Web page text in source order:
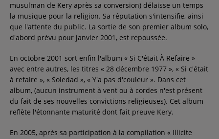
musulman de Kery après sa conversion) délaisse un temps
la musique pour la religion. Sa réputation s'intensifie, ainsi
que l'attente du public. La sortie de son premier album solo,
d'abord prévu pour janvier 2001, est repoussée.
En octobre 2001 sort enfin l'album « Si C'était À Refaire »
avec entre autres, les titres « 28 décembre 1977 », « Si c'était
à refaire », « Soledad », « Y'a pas d'couleur ». Dans cet
album, (aucun instrument à vent ou à cordes n'est présent
du fait de ses nouvelles convictions religieuses). Cet album
reflète l'étonnante maturité dont fait preuve Kery.
En 2005, après sa participation à la compilation « Illicite